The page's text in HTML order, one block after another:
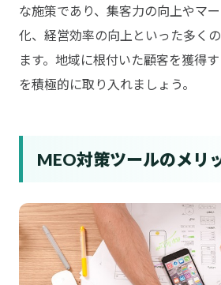
な施策であり、集客力の向上やマ
化、経営効率の向上といった多く
ます。地域に根付いた顧客を獲得
を積極的に取り入れましょう。
MEO対策ツールのメリ